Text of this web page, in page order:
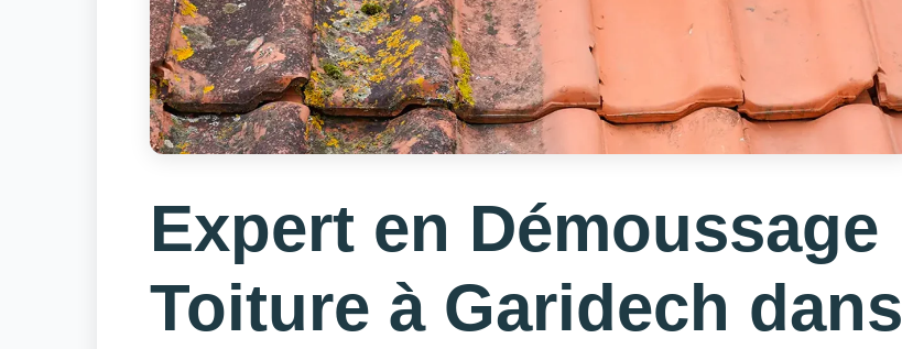
Expert en Démoussage
Toiture à Garidech dans